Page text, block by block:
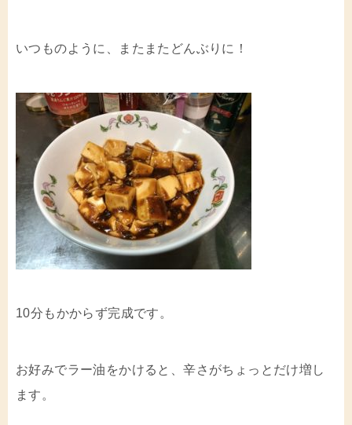
いつものように、またまたどんぶりに！
10分もかからず完成です。
お好みでラー油をかけると、辛さがちょっとだけ増し
ます。